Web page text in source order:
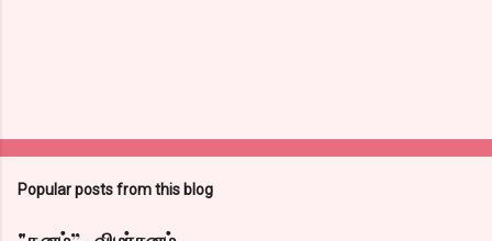
Popular posts from this blog